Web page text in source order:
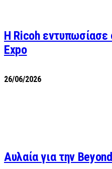
Η Ricoh εντυπωσίασε
Expo
26/06/2026
Αυλαία για την